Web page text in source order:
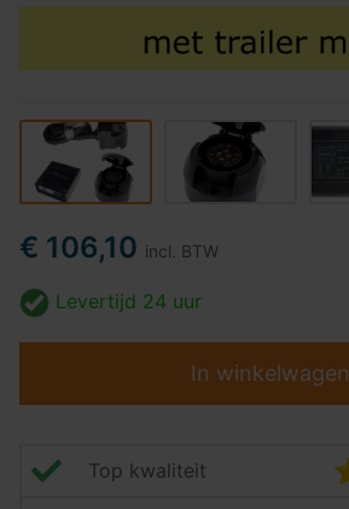
€ 106,10 incl. BTW
Levertijd 24 uur
In winkelwagen
Top kwaliteit